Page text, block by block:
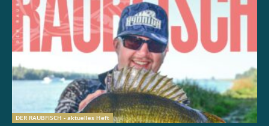
DER RAUBFISCH - aktuelles Heft